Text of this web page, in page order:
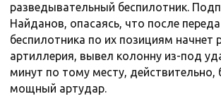
разведывательный беспилотник.
Найданов, опасаясь, что после
беспилотника по их позициям начнет
артиллерия, вывел колонну из-под
минут по тому месту, действительно,
мощный артудар.